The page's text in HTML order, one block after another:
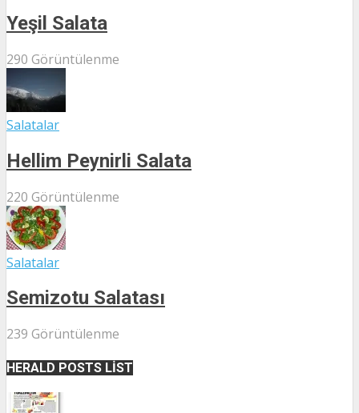
Yeşil Salata
290 Görüntülenme
Salatalar
Hellim Peynirli Salata
220 Görüntülenme
Salatalar
Semizotu Salatası
239 Görüntülenme
HERALD POSTS LIST